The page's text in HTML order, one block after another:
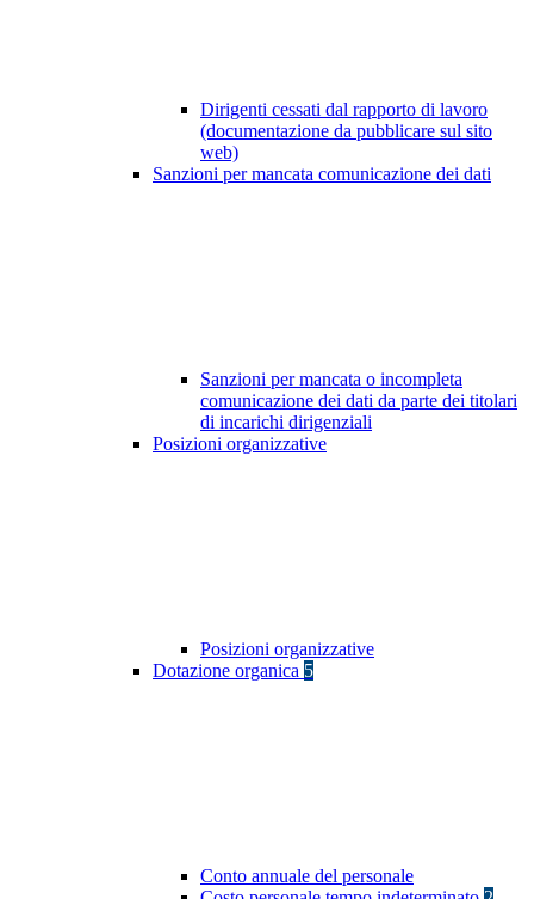
Dirigenti cessati dal rapporto di lavoro
(documentazione da pubblicare sul sito
web)
Sanzioni per mancata comunicazione dei dati
Sanzioni per mancata o incompleta
comunicazione dei dati da parte dei titolari
di incarichi dirigenziali
Posizioni organizzative
Posizioni organizzative
Dotazione organica 5
Conto annuale del personale